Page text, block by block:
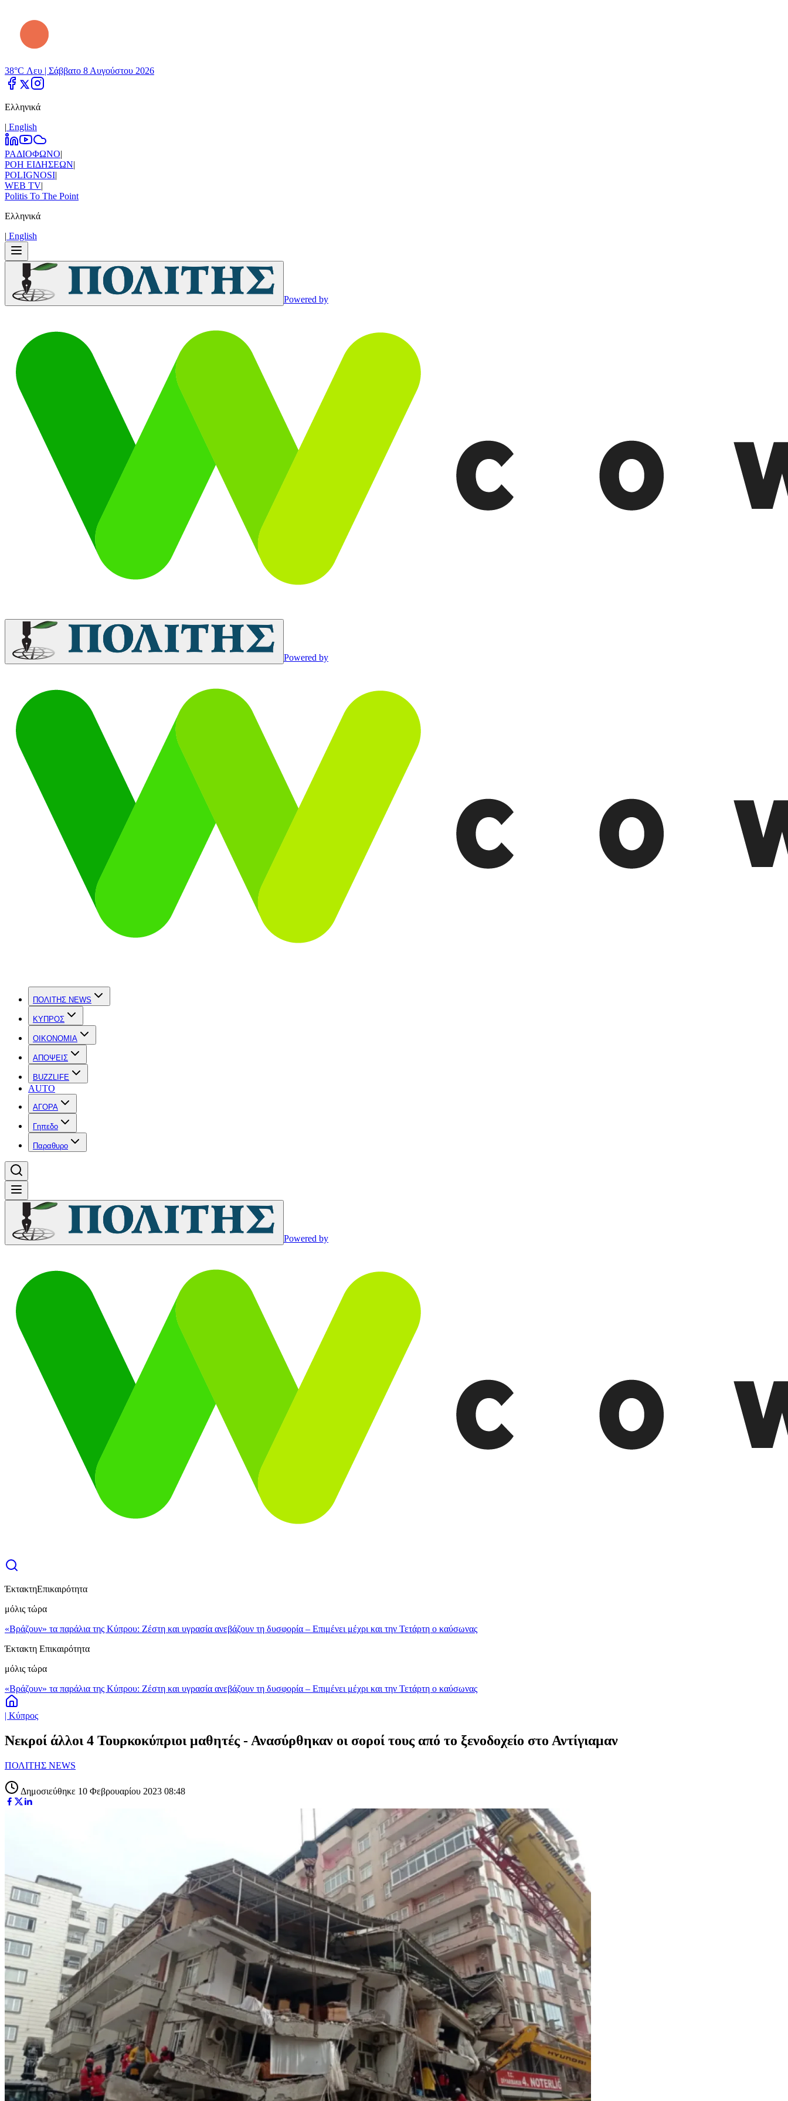
38°C Λευ | Σάββατο 8 Αυγούστου 2026
Ελληνικά
| Εnglish
ΡΑΔΙΟΦΩΝΟ|
ΡΟΗ ΕΙΔΗΣΕΩΝ|
POLIGNOSI|
WEB TV|
Politis To The Point
Ελληνικά
| Εnglish
Powered by
Powered by
ΠΟΛΙΤΗΣ NEWS
ΚΥΠΡΟΣ
OIKONOMIA
ΑΠΟΨΕΙΣ
BUZZLIFE
AUTO
ΑΓΟΡΑ
Γηπεδο
Παραθυρο
Powered by
ΈκτακτηΕπικαιρότητα
μόλις τώρα
«Βράζουν» τα παράλια της Κύπρου: Ζέστη και υγρασία ανεβάζουν τη δυσφορία – Επιμένει μέχρι και την Τετάρτη ο καύσωνας
Έκτακτη Επικαιρότητα
μόλις τώρα
«Βράζουν» τα παράλια της Κύπρου: Ζέστη και υγρασία ανεβάζουν τη δυσφορία – Επιμένει μέχρι και την Τετάρτη ο καύσωνας
| Κύπρος
Νεκροί άλλοι 4 Τουρκοκύπριοι μαθητές - Ανασύρθηκαν οι σοροί τους από το ξενοδοχείο στο Αντίγιαμαν
ΠΟΛΙΤΗΣ NEWS
Δημοσιεύθηκε 10 Φεβρουαρίου 2023 08:48